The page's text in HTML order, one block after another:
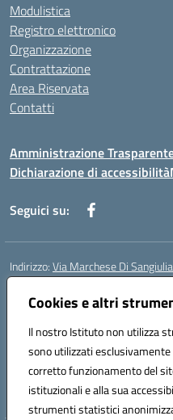
Cookies e altri
Il nostro Istituto non utilizza
sono utilizzati
corretto funzionamento del
istituzionali e alla sua
strumenti statistici
Modulistica
Registro elettronico
Organizzazione
Contrattazione
Area Riservata
Contatti
Amministrazione
Dichiarazione di accessibilità
Seguici su:
Indirizzo:Via Marchese Di
Centralino:
Posta elettronica certificata (PEC):
Codice fiscale: 81001970870
Codice meccanografico:
Codice Indice delle Pubbliche
Codice unico di fatturazione